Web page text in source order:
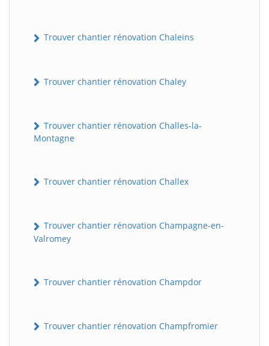
Trouver chantier rénovation Chaleins
Trouver chantier rénovation Chaley
Trouver chantier rénovation Challes-la-
Montagne
Trouver chantier rénovation Challex
Trouver chantier rénovation Champagne-en-
Valromey
Trouver chantier rénovation Champdor
Trouver chantier rénovation Champfromier